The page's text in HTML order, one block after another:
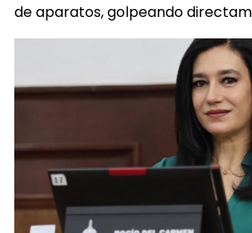
de aparatos, golpeando